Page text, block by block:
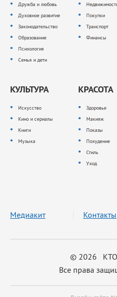
Дружба и любовь
Духовное развитие
Законодательство
Образование
Психология
Семья и дети
Покупки
Транспорт
Финансы
КУЛЬТУРА
Искусство
Кино и сериалы
Книги
Музыка
КРАСОТА
Здоровье
Макияж
Показы
Похудение
Стиль
Уход
© 2026
Все права
Медиакит Контакты